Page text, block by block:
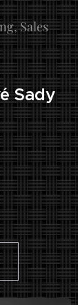
Sales
Sady